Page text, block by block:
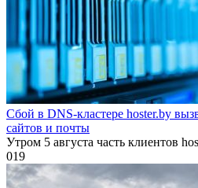
Сбой в DNS-кластере hoster.by
сайтов и почты
Утром 5 августа часть клиентов
019